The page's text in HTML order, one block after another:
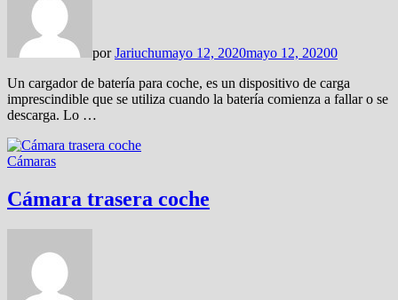
porJariuchumayo 12, 2020mayo 12, 20200
Un cargador de batería para coche, es un dispositivo de carga
imprescindible que se utiliza cuando la batería comienza a fallar o se
descarga. Lo …
Cámaras
Cámara trasera coche